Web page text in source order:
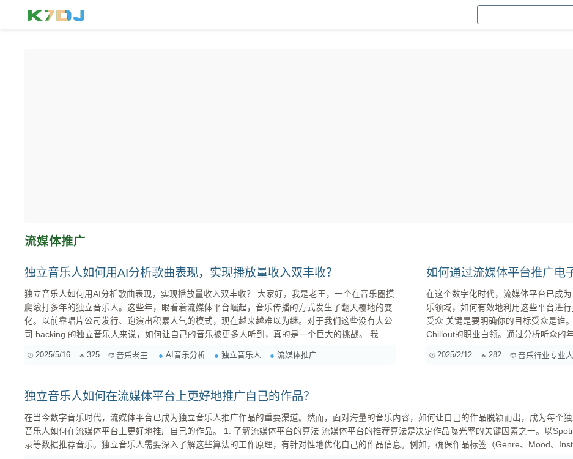
流媒体推广
独立音乐人如何用AI分析歌曲表现，实现播放量收入双丰收？
独立音乐人如何用AI分析歌曲表现，实现播放量收入双丰收？ 大家好，我是老王，一个在音乐圈摸
爬滚打多年的独立音乐人。这些年，眼看着流媒体平台崛起，音乐传播的方式发生了翻天覆地的变
化。以前靠唱片公司发行、跑演出积累人气的模式，现在越来越难以为继。对于我们这些没有大公
司 backing 的独立音乐人来说，如何让自己的音乐被更多人听到，真的是一个巨大的挑战。 我一
分析工具，抱着试试看的心态，我开始用它们来分析我的歌曲在不同流媒体平台上的表现。没想
2025/5/16 325 音乐老王 AI音乐分析 独立音乐人 流媒体推广
如何通过流媒体平台推广电
在这个数字化时代，流媒体平台已成
乐领域，如何有效地利用这些平台进行推广
受众 关键是要明确你的目标受众是谁。他们可能是喜欢Dubstep的年轻人，也可能是热衷于
Chillout的职业白领。通过分析听众的
不仅能提升歌曲本身的吸引力，还能在
2025/2/12 282 音乐行业专业
独立音乐人如何在流媒体平台上更好地推广自己的作品？
在当今数字音乐时代，流媒体平台已成为独立音乐人推广作品的重要渠道。然而，面对海量的音乐内容，如何让自己的作品脱颖而出，成为每个
音乐人如何在流媒体平台上更好地推广自己的作品。 1. 了解流媒体平台的算法 流媒体平台的推荐算法是决定作品曝光率的关键因素之一。以Spotify为例，其算法会根据用户的收听习惯、播放列表、搜索记
录等数据推荐音乐。独立音乐人需要深入了解这些算法的工作原理，有针对性地优化自己的作品信息。例如，确保作品标签（Genre、Mood、